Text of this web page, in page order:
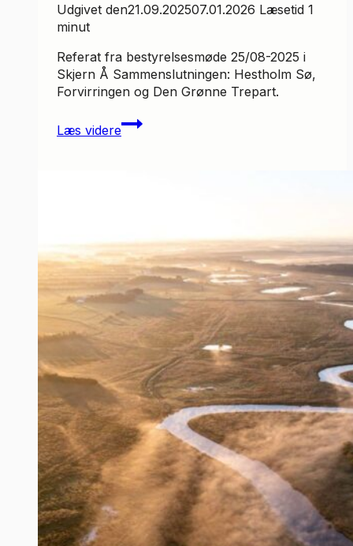
Udgivet den21.09.202507.01.2026 Læsetid 1
minut
Referat fra bestyrelsesmøde 25/08-2025 i
Skjern Å Sammenslutningen: Hestholm Sø,
Forvirringen og Den Grønne Trepart.
Læs videre
Referat
fra